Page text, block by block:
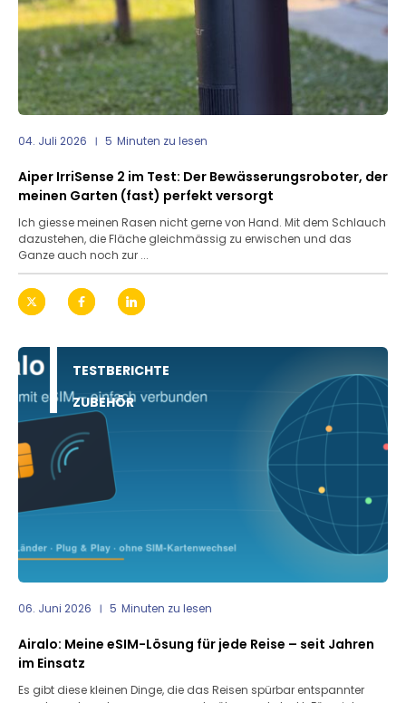
04. Juli 2026 5 Minuten zu lesen
Aiper IrriSense 2 im Test: Der Bewässerungsroboter, der
meinen Garten (fast) perfekt versorgt
Ich giesse meinen Rasen nicht gerne von Hand. Mit dem Schlauch
dazustehen, die Fläche gleichmässig zu erwischen und das
Ganze auch noch zur ...
TESTBERICHTE
ZUBEHÖR
06. Juni 2026 5 Minuten zu lesen
Airalo: Meine eSIM-Lösung für jede Reise – seit Jahren
im Einsatz
Es gibt diese kleinen Dinge, die das Reisen spürbar entspannter